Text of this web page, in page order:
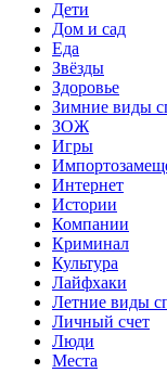
Дети
Дом и сад
Еда
Звёзды
Здоровье
Зимние виды
ЗОЖ
Игры
Интернет
Истории
Компании
Криминал
Культура
Лайфхаки
Летние виды
Личный счет
Люди
Места